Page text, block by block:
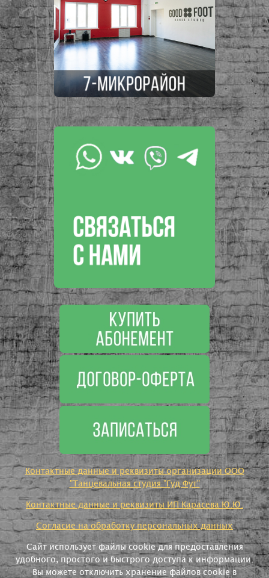
Контактные данные и реквизиты организации ООО
"Танцевальная студия "Гуд Фут"
Контактные данные и реквизиты ИП Карасева Ю.Ю.
Согласие на обработку персональных данных
Сайт использует файлы cookie для предоставления
удобного, простого и быстрого доступа к информации.
Вы можете отключить хранение файлов cookie в